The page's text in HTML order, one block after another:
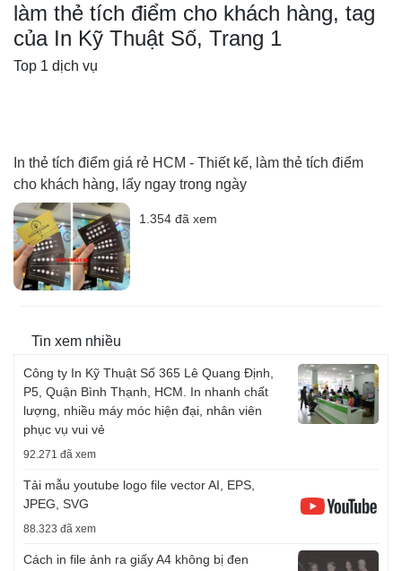
làm thẻ tích điểm cho khách hàng, tag
của In Kỹ Thuật Số, Trang 1
Top 1 dịch vụ
In thẻ tích điểm giá rẻ HCM - Thiết kế, làm thẻ tích điểm
cho khách hàng, lấy ngay trong ngày
1.354 đã xem
Tin xem nhiều
Công ty In Kỹ Thuật Số 365 Lê Quang Định,
P5, Quận Bình Thạnh, HCM. In nhanh chất
lượng, nhiều máy móc hiện đại, nhân viên
phục vụ vui vẻ
92.271 đã xem
Tải mẫu youtube logo file vector AI, EPS,
JPEG, SVG
88.323 đã xem
Cách in file ảnh ra giấy A4 không bị đen